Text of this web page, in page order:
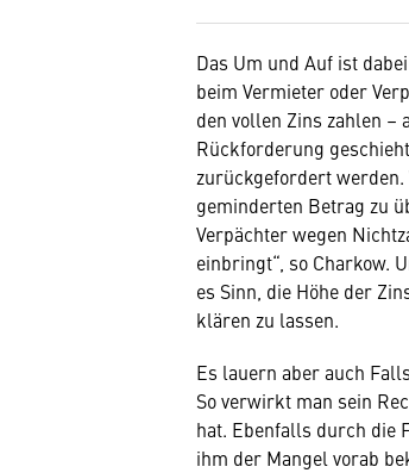
Das Um und Auf ist
beim Vermieter oder
den vollen Zins zahlen
Rückforderung
zurückgefordert werden.
geminderten Betrag zu
Verpächter wegen
einbringt“, so Charkow.
es Sinn, die Höhe der
klären zu lassen.
Es lauern aber auch
So verwirkt man sein
hat. Ebenfalls durch die
ihm der Mangel vorab